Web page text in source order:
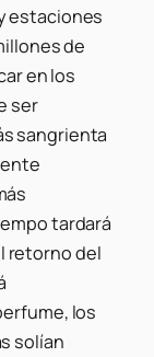
estaciones
de
en los
ser
sangrienta
tardará
retorno del
los
solían